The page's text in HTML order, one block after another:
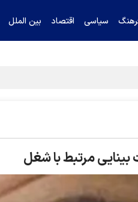
سیاسی اقتصاد بین الملل
پزشکیان را تکذیب کرد
بینایی مرتبط با شغل